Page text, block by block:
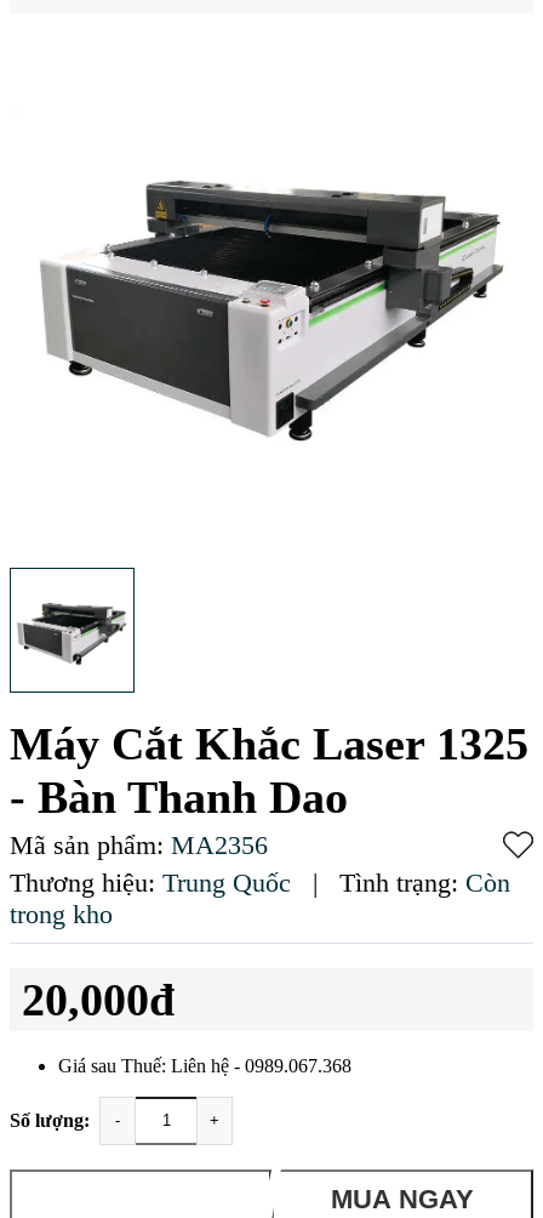
Máy Cắt Khắc Laser 1325
- Bàn Thanh Dao
Mã sản phẩm: MA2356
Thương hiệu: Trung Quốc | Tình trạng: Còn
trong kho
20,000đ
Giá sau Thuế: Liên hệ - 0989.067.368
Số lượng: - +
MUA NGAY